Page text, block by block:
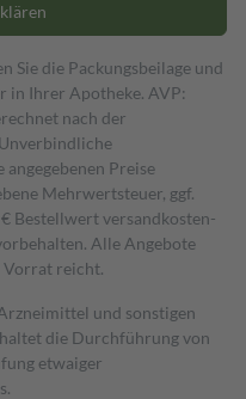
Sie die Packungsbeilage und
in Ihrer Apotheke. AVP:
nach der
Preise
Mehrwertsteuer, ggf.
€ Bestell­wert versand­kosten­
Alle Angebote
Vorrat reicht.
und sonstigen
die Durchführung von
etwaiger